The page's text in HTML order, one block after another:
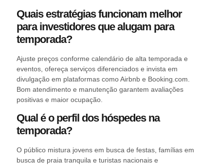
Quais estratégias funcionam melhor
para investidores que alugam para
temporada?
Ajuste preços conforme calendário de alta temporada e
eventos, ofereça serviços diferenciados e invista em
divulgação em plataformas como Airbnb e Booking.com.
Bom atendimento e manutenção garantem avaliações
positivas e maior ocupação.
Qual é o perfil dos hóspedes na
temporada?
O público mistura jovens em busca de festas, famílias em
busca de praia tranquila e turistas nacionais e